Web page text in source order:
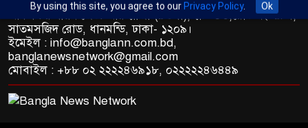
অফিস : রুপায়ন জেড. আর প্লাজা (৯তলা), প্লট- ৪৬,রোড নং- ৯/এ,
সাতমসজিদ রোড, ধানমন্ডি, ঢাকা- ১২০৯।
ইমেইল : info@banglann.com.bd,
banglanewsnetwork@gmail.com
মোবাইল : +৮৮ ০২ ২২২২৪৬৯১৮, ০২২২২২৪৬৪৪৯
By using this site, you agree to our Privacy Policy. Ok